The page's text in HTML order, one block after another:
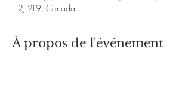
H2J 2L9, Canada
À propos de l'événement